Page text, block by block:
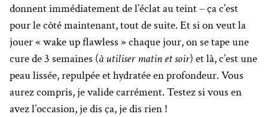
donnent immédiatement de l’éclat au teint – ça c’est
pour le côté maintenant, tout de suite. Et si on veut la
jouer « wake up flawless » chaque jour, on se tape une
cure de 3 semaines (à utiliser matin et soir) et là, c’est une
peau lissée, repulpée et hydratée en profondeur. Vous
aurez compris, je valide carrément. Testez si vous en
avez l’occasion, je dis ça, je dis rien !